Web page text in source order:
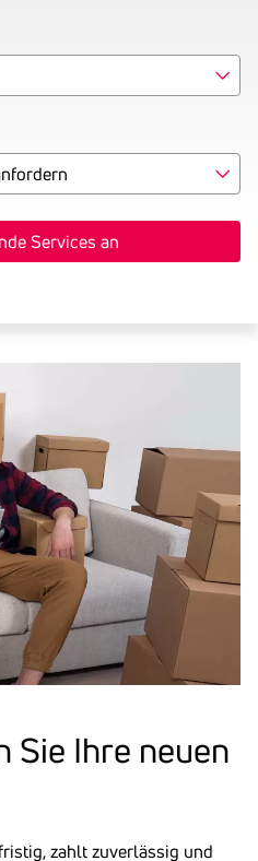
Services an
Sie Ihre neuen
zahlt zuverlässig und